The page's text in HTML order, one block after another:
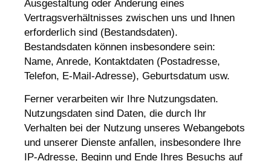
Ausgestaltung oder Änderung eines
Vertragsverhältnisses zwischen uns und Ihnen
erforderlich sind (Bestandsdaten).
Bestandsdaten können insbesondere sein:
Name, Anrede, Kontaktdaten (Postadresse,
Telefon, E-Mail-Adresse), Geburts­datum usw.
Ferner verarbeiten wir Ihre Nutzungsdaten.
Nutzungsdaten sind Daten, die durch Ihr
Verhalten bei der Nutzung unseres Webangebots
und unserer Dienste anfallen, insbesondere Ihre
IP-Adresse, Beginn und Ende Ihres Besuchs auf